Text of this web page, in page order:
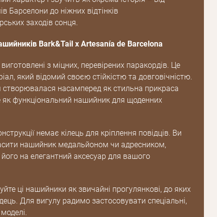
Барселони до ніжних відтінків
заходів сонця.
Bark&Tail x Artesanía de Barcelona
з міцних, перевірених паракордів. Це
який відомий своєю стійкістю та довговічністю.
створювалася насамперед як стильна прикраса
як функціональний нашийник для щоденних
немає кілець для кріплення повідців. Ви
нашийник медальйоном чи адресником,
на елегантний аксесуар для вашого
ці нашийники як звичайні прогулянкові, до яких
Для вигулу радимо застосовувати спеціальні,
Зареєструватися